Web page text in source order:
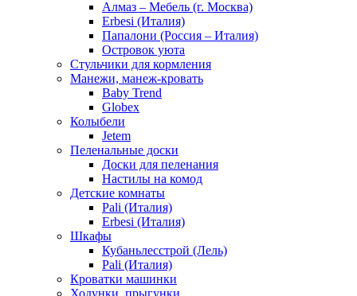
Алмаз – Мебель (г. Москва)
Erbesi (Италия)
Папалони (Россия – Италия)
Островок уюта
Стульчики для кормления
Манежи, манеж-кровать
Baby Trend
Globex
Колыбели
Jetem
Пеленальные доски
Доски для пеленания
Настилы на комод
Детские комнаты
Pali (Италия)
Erbesi (Италия)
Шкафы
Кубаньлесстрой (Лель)
Pali (Италия)
Кроватки машинки
Ходунки, прыгунки